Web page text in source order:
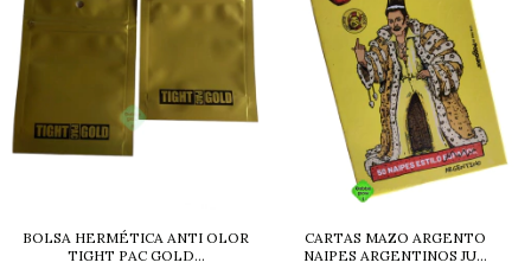
BOLSA HERMÉTICA ANTI OLOR
TIGHT PAC GOLD...
CARTAS MAZO ARGENTO
NAIPES ARGENTINOS JU...